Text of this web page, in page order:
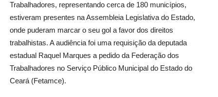
Trabalhadores, representando cerca de 180 municípios,
estiveram presentes na Assembleia Legislativa do Estado,
onde puderam marcar o seu gol a favor dos direitos
trabalhistas. A audiência foi uma requisição da deputada
estadual Raquel Marques a pedido da Federação dos
Trabalhadores no Serviço Público Municipal do Estado do
Ceará (Fetamce).